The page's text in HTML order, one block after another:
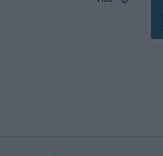
horúci. Pre okresy na západnom a